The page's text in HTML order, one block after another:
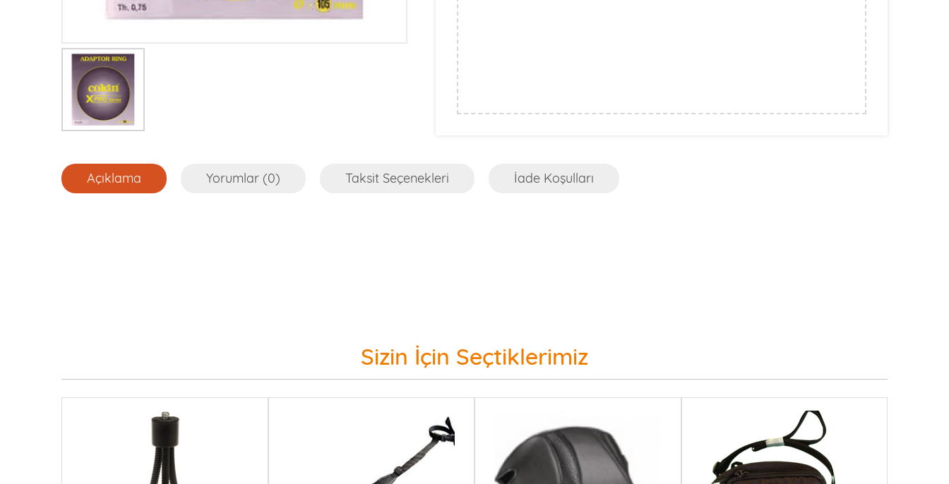
Açıklama Yorumlar (0) Taksit Seçenekleri İade Koşulları
Sizin İçin Seçtiklerimiz